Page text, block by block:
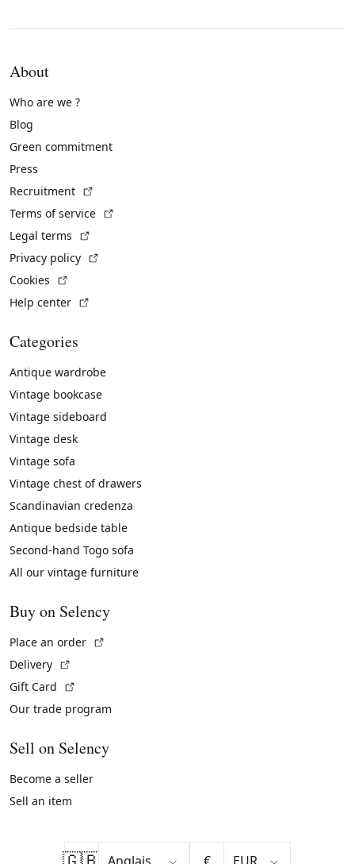
About
Who are we ?
Blog
Green commitment
Press
Recruitment
Terms of service
Legal terms
Privacy policy
Cookies
Help center
Categories
Antique wardrobe
Vintage bookcase
Vintage sideboard
Vintage desk
Vintage sofa
Vintage chest of drawers
Scandinavian credenza
Antique bedside table
Second-hand Togo sofa
All our vintage furniture
Buy on Selency
Place an order
Delivery
Gift Card
Our trade program
Sell on Selency
Become a seller
Sell an item